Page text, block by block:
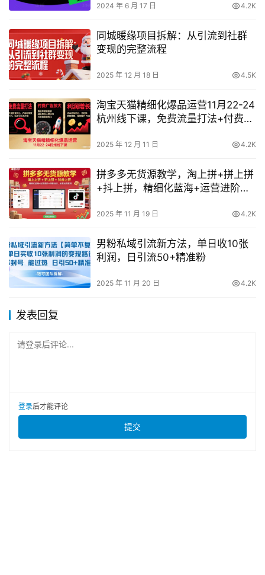
2024 年 6 月 17 日 4.2K
同城暖缘项目拆解：从引流到社群
变现的完整流程
2025 年 12 月 18 日 4.5K
淘宝天猫精细化爆品运营11月22-24
杭州线下课，免费流量打法+付费广
2025 年 12 月 11 日 4.2K
拼多多无货源教学，淘上拼+拼上拼
+抖上拼，精细化蓝海+运营进阶
2025 年 11 月 19 日 4.2K
男粉私域引流新方法，单日收10张
利润，日引流50+精准粉
2025 年 11 月 20 日 4.2K
发表回复
请登录后评论...
登录后才能评论
提交